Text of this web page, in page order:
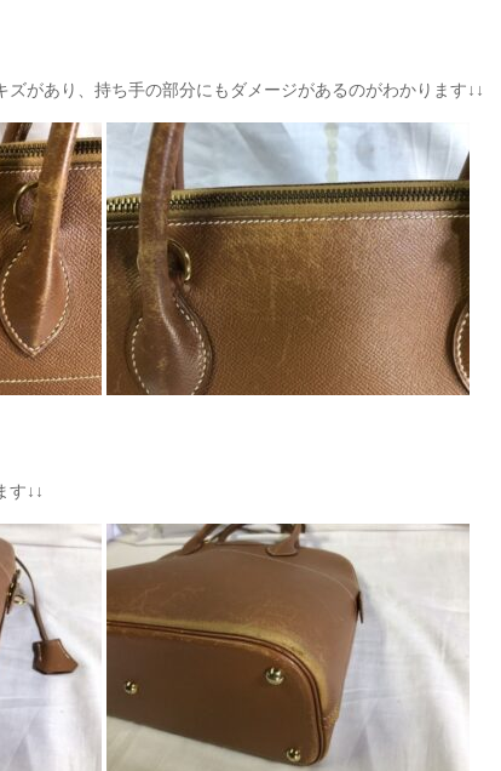
があり、持ち手の部分にもダメージがあるのがわかります↓↓
す↓↓